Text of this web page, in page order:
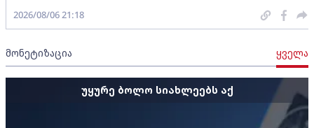
2026/08/06 21:18
მონეტიზაცია ყველა
უყურე ბოლო სიახლეებს აქ